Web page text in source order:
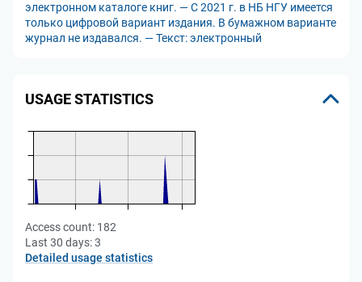
электронном каталоге книг. — С 2021 г. в НБ НГУ имеется
только цифровой вариант издания. В бумажном варианте
журнал не издавался. — Текст: электронный
USAGE STATISTICS
Access count: 182
Last 30 days:3
Detailed usage statistics